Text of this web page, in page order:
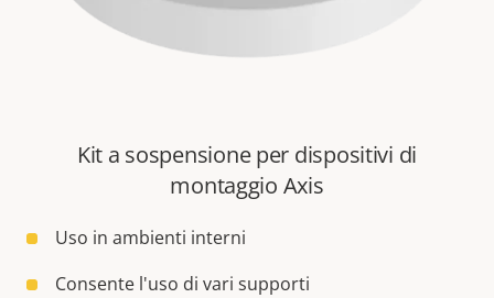
Kit a sospensione per dispositivi di
montaggio Axis
Uso in ambienti interni
Consente l'uso di vari supporti